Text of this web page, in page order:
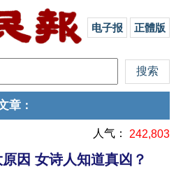
电子报 正體版
章 ：
人气： 242,803
因 女诗人知道真凶？